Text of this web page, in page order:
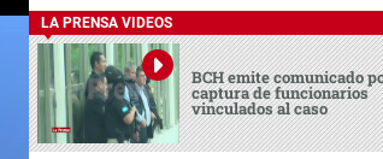
LA PRENSA VIDEOS
BCH emite comunicado
captura de funcionarios
vinculados al caso